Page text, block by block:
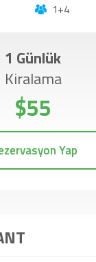
1+4
1 Günlük
Kiralama
$55
Yap